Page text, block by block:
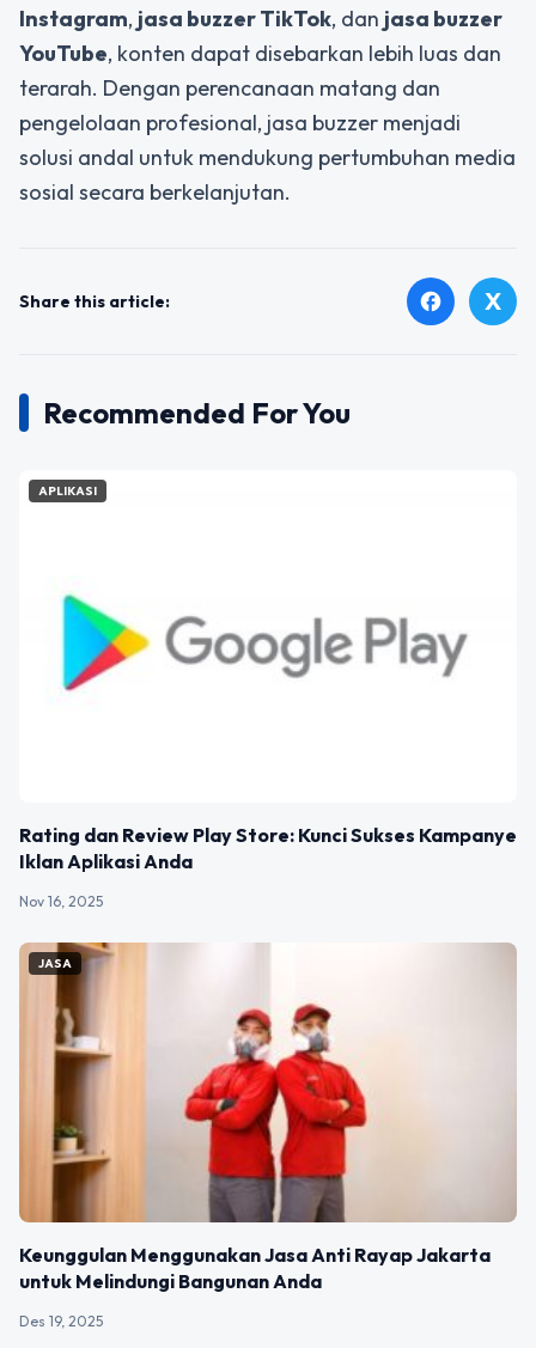
Instagram, jasa buzzer TikTok, dan jasa buzzer
YouTube, konten dapat disebarkan lebih luas dan
terarah. Dengan perencanaan matang dan
pengelolaan profesional, jasa buzzer menjadi
solusi andal untuk mendukung pertumbuhan media
sosial secara berkelanjutan.
Share this article: facebook X
Recommended For You
APLIKASI
Rating dan Review Play Store: Kunci Sukses Kampanye
Iklan Aplikasi Anda
Nov 16, 2025
JASA
Keunggulan Menggunakan Jasa Anti Rayap Jakarta
untuk Melindungi Bangunan Anda
Des 19, 2025